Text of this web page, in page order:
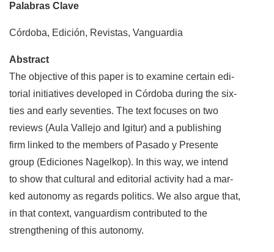
Palabras Clave
Córdoba, Edición, Revistas, Vanguardia
Abstract
The objective of this paper is to examine certain edi-
torial initiatives developed in Córdoba during the six-
ties and early seventies. The text focuses on two
reviews (Aula Vallejo and Igitur) and a publishing
firm linked to the members of Pasado y Presente
group (Ediciones Nagelkop). In this way, we intend
to show that cultural and editorial activity had a mar-
ked autonomy as regards politics. We also argue that,
in that context, vanguardism contributed to the
strengthening of this autonomy.